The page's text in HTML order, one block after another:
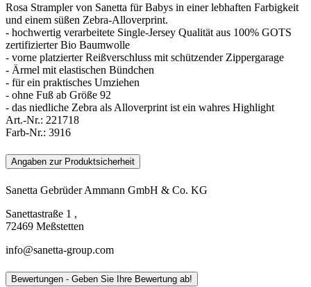
Rosa Strampler von Sanetta für Babys in einer lebhaften Farbigkeit
und einem süßen Zebra-Alloverprint.
- hochwertig verarbeitete Single-Jersey Qualität aus 100% GOTS
zertifizierter Bio Baumwolle
- vorne platzierter Reißverschluss mit schützender Zippergarage
- Ärmel mit elastischen Bündchen
- für ein praktisches Umziehen
- ohne Fuß ab Größe 92
- das niedliche Zebra als Alloverprint ist ein wahres Highlight
Art.-Nr.: 221718
Farb-Nr.: 3916
Angaben zur Produktsicherheit
Sanetta Gebrüder Ammann GmbH & Co. KG
Sanettastraße 1 ,
72469 Meßstetten
info@sanetta-group.com
Bewertungen - Geben Sie Ihre Bewertung ab!